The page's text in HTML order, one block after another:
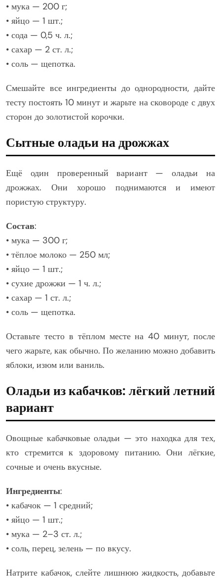
• мука — 200 г;
• яйцо — 1 шт.;
• сода — 0,5 ч. л.;
• сахар — 2 ст. л.;
• соль — щепотка.
Смешайте все ингредиенты до однородности, дайте
тесту постоять 10 минут и жарьте на сковороде с двух
сторон до золотистой корочки.
Сытные оладьи на дрожжах
Ещё один проверенный вариант — оладьи на
дрожжах. Они хорошо поднимаются и имеют
пористую структуру.
Состав:
• мука — 300 г;
• тёплое молоко — 250 мл;
• яйцо — 1 шт.;
• сухие дрожжи — 1 ч. л.;
• сахар — 1 ст. л.;
• соль — щепотка.
Оставьте тесто в тёплом месте на 40 минут, после
чего жарьте, как обычно. По желанию можно добавить
яблоки, изюм или ваниль.
Оладьи из кабачков: лёгкий летний
вариант
Овощные кабачковые оладьи — это находка для тех,
кто стремится к здоровому питанию. Они лёгкие,
сочные и очень вкусные.
Ингредиенты:
• кабачок — 1 средний;
• яйцо — 1 шт.;
• мука — 2–3 ст. л.;
• соль, перец, зелень — по вкусу.
Натрите кабачок, слейте лишнюю жидкость, добавьте